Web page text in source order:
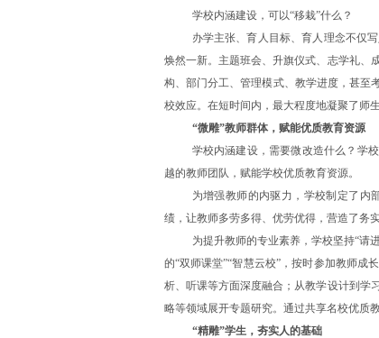
学校内涵建设，可以“移栽”什么？
办学主张、育人目标、育人理念不仅
焕然一新。主题班会、升旗仪式、志学礼、
构、部门分工、管理模式、教学进度，甚至
校效应。在短时间内，最大程度地凝聚了师
“微雕”教师群体，赋能优质教育资源
学校内涵建设，需要微改造什么？学
越的教师团队，赋能学校优质教育资源。
为增强教师的内驱力，学校制定了内
绩，让教师多劳多得、优劳优得，营造了务
为提升教师的专业素养，学校坚持“请
的“双师课堂”“智慧云校”，按时参加教师
析、听课等方面深度融合；从教学设计到学
略等领域展开专题研究。通过共享名校优质
“精雕”学生，夯实人的基础